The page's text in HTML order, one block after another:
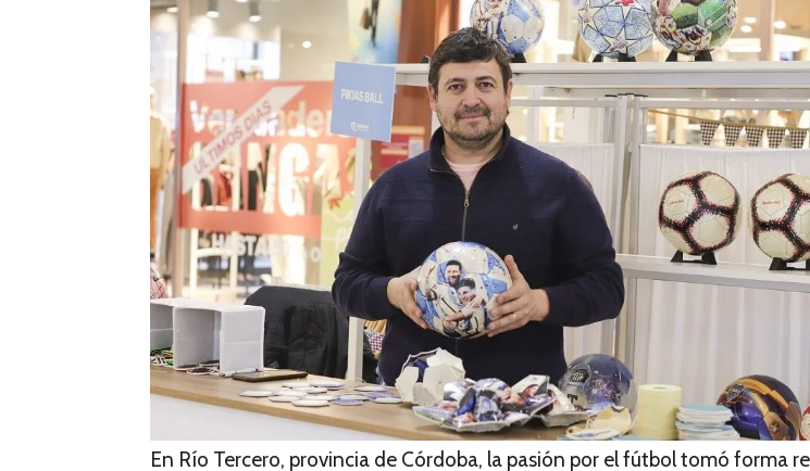
En Río Tercero, provincia de Córdoba, la pasión por el fútbol tomó forma